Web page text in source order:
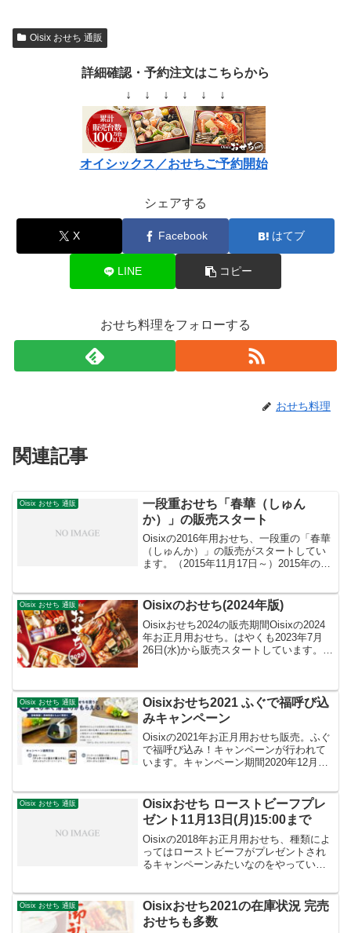
Oisix おせち 通販
詳細確認・予約注文はこちらから
↓ ↓ ↓ ↓ ↓ ↓
オイシックス／おせちご予約開始
シェアする
X Facebook はてブ
LINE コピー
おせち料理をフォローする
おせち料理
関連記事
Oisix おせち 通販
一段重おせち「春華（しゅん
か）」の販売スタート
Oisixの2016年用おせち、一段重の「春華
（しゅんか）」の販売がスタートしてい
ます。（2015年11月17日～）2015年の
のお重に詰め込まれています。...
Oisix おせち 通販 Oisixのおせち(2024年版)
Oisixおせち2024の販売期間Oisixの2024
年お正月用おせち。はやくも2023年7月
26日(水)から販売スタートしています。注
Oisix おせち 通販
Oisixおせち2021 ふぐで福呼び込
みキャンペーン
Oisixの2021年お正月用おせち販売。ふぐ
で福呼び込み！キャンペーンが行われて
います。キャンペーン期間2020年12月3
ると、とらふぐ薄造りがもらえま...
Oisix おせち 通販
Oisixおせち ローストビーフプレ
ゼント11月13日(月)15:00まで
Oisixの2018年お正月用おせち、種類によ
ってはローストビーフがプレゼントされ
るキャンペーンみたいなのをやっていま
す）福寿とオードブルおせち以外にはつ
くみたいです。...
Oisix おせち 通販
Oisixおせち2021の在庫状況 完売
おせちも多数